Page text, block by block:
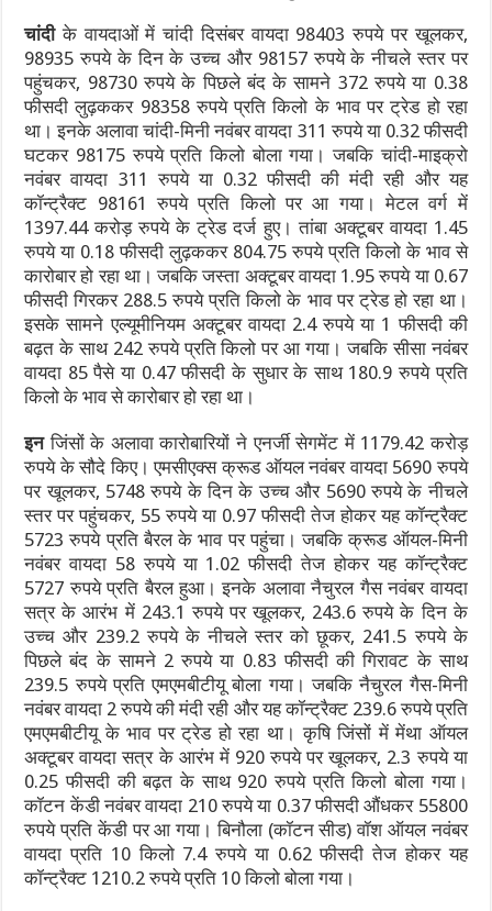
चांदीके वायदाओं में चांदी दिसंबर वायदा 98403 रुपये पर खूलकर,
98935 रुपये के दिन के उच्च और 98157 रुपये के नीचले स्तर पर
पहुंचकर, 98730 रुपये के पिछले बंद के सामने 372 रुपये या 0.38
फीसदी लुढ़ककर 98358 रुपये प्रति किलो के भाव पर ट्रेड हो रहा
था। इनके अलावा चांदी-मिनी नवंबर वायदा 311 रुपये या 0.32 फीसदी
घटकर 98175 रुपये प्रति किलो बोला गया। जबकि चांदी-माइक्रो
नवंबर वायदा 311 रुपये या 0.32 फीसदी की मंदी रही और यह
कॉन्ट्रैक्ट 98161 रुपये प्रति किलो पर आ गया। मेटल वर्ग में
1397.44 करोड़ रुपये के ट्रेड दर्ज हुए। तांबा अक्टूबर वायदा 1.45
रुपये या 0.18 फीसदी लुढ़ककर 804.75 रुपये प्रति किलो के भाव से
कारोबार हो रहा था। जबकि जस्ता अक्टूबर वायदा 1.95 रुपये या 0.67
फीसदी गिरकर 288.5 रुपये प्रति किलो के भाव पर ट्रेड हो रहा था।
इसके सामने एल्यूमीनियम अक्टूबर वायदा 2.4 रुपये या 1 फीसदी की
बढ़त के साथ 242 रुपये प्रति किलो पर आ गया। जबकि सीसा नवंबर
वायदा 85 पैसे या 0.47 फीसदी के सुधार के साथ 180.9 रुपये प्रति
किलो के भाव से कारोबार हो रहा था।
इनजिंसों के अलावा कारोबारियों ने एनर्जी सेगमेंट में 1179.42 करोड़
रुपये के सौदे किए। एमसीएक्स क्रूड ऑयल नवंबर वायदा 5690 रुपये
पर खूलकर, 5748 रुपये के दिन के उच्च और 5690 रुपये के नीचले
स्तर पर पहुंचकर, 55 रुपये या 0.97 फीसदी तेज होकर यह कॉन्ट्रैक्ट
5723 रुपये प्रति बैरल के भाव पर पहुंचा। जबकि क्रूड ऑयल-मिनी
नवंबर वायदा 58 रुपये या 1.02 फीसदी तेज होकर यह कॉन्ट्रैक्ट
5727 रुपये प्रति बैरल हुआ। इनके अलावा नैचुरल गैस नवंबर वायदा
सत्र के आरंभ में 243.1 रुपये पर खूलकर, 243.6 रुपये के दिन के
उच्च और 239.2 रुपये के नीचले स्तर को छूकर, 241.5 रुपये के
पिछले बंद के सामने 2 रुपये या 0.83 फीसदी की गिरावट के साथ
239.5 रुपये प्रति एमएमबीटीयू बोला गया। जबकि नैचुरल गैस-मिनी
नवंबर वायदा 2 रुपये की मंदी रही और यह कॉन्ट्रैक्ट 239.6 रुपये प्रति
एमएमबीटीयू के भाव पर ट्रेड हो रहा था। कृषि जिंसों में मेंथा ऑयल
अक्टूबर वायदा सत्र के आरंभ में 920 रुपये पर खूलकर, 2.3 रुपये या
0.25 फीसदी की बढ़त के साथ 920 रुपये प्रति किलो बोला गया।
कॉटन केंडी नवंबर वायदा 210 रुपये या 0.37 फीसदी औंधकर 55800
रुपये प्रति केंडी पर आ गया। बिनौला (कॉटन सीड) वॉश ऑयल नवंबर
वायदा प्रति 10 किलो 7.4 रुपये या 0.62 फीसदी तेज होकर यह
कॉन्ट्रैक्ट 1210.2 रुपये प्रति 10 किलो बोला गया।